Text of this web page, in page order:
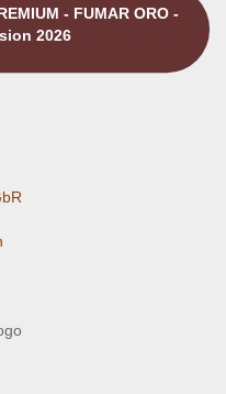
- FUMAR ORO -
2026